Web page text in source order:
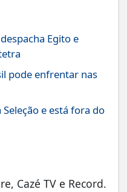
Egito e
pode enfrentar nas
e está fora do
Cazé TV e Record.